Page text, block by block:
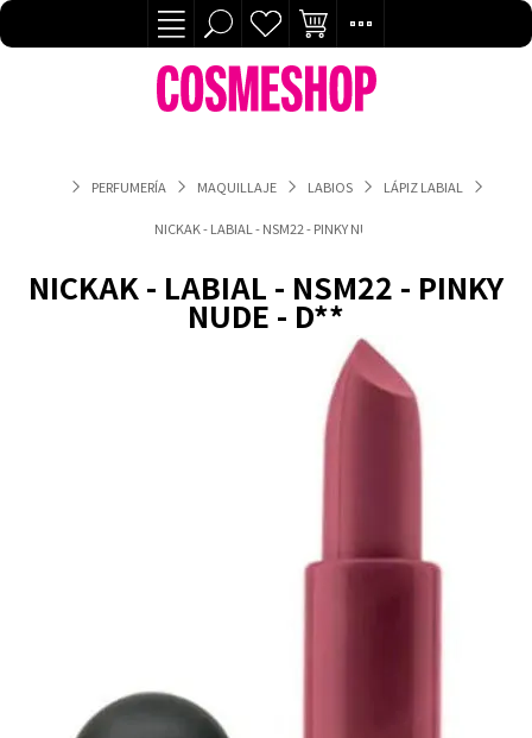
PERFUMERÍA MAQUILLAJE LABIOS LÁPIZ LABIAL
NICKAK - LABIAL - NSM22 - PINKY NUDE - D**
NICKAK - LABIAL - NSM22 - PINKY
NUDE - D**